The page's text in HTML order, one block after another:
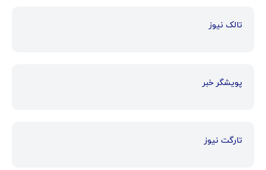
تالک نیوز
پویشگر خبر
تارگت نیوز